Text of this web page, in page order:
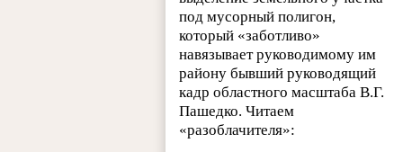
под мусорный полигон,
который «заботливо»
навязывает руководимому им
району бывший руководящий
кадр областного масштаба В.Г.
Пашедко. Читаем
«разоблачителя»: